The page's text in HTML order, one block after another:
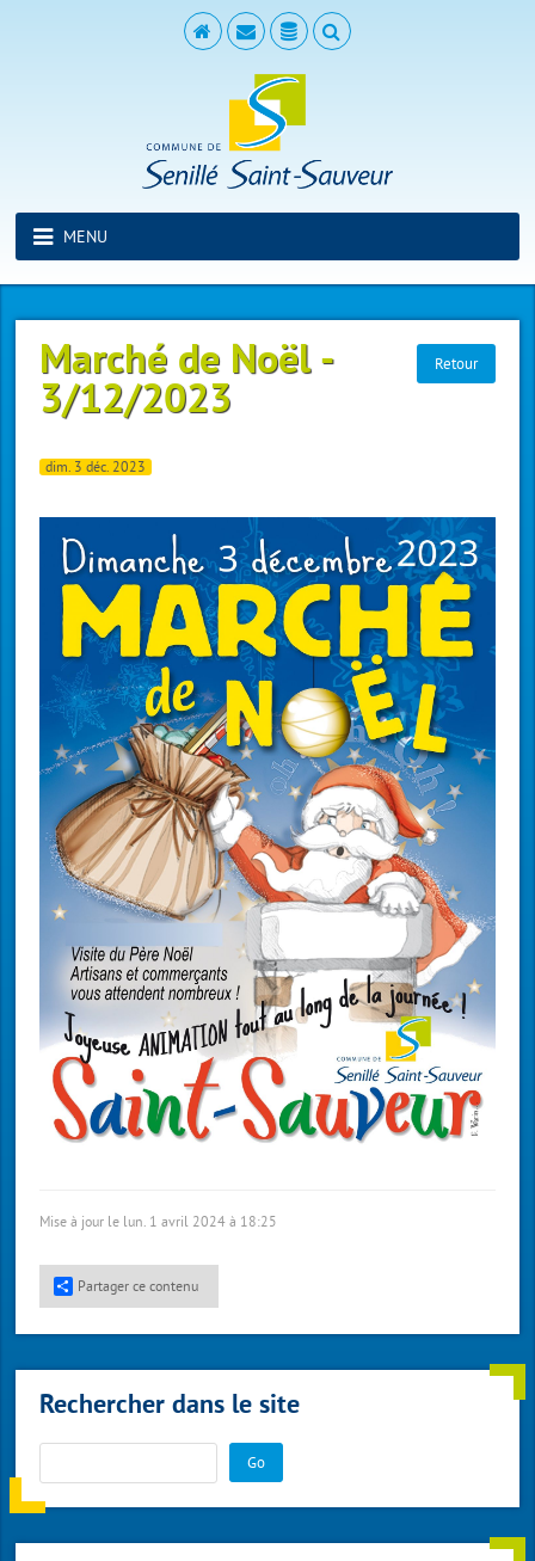
MENU
Retour
Marché de Noël -
3/12/2023
dim. 3 déc. 2023
Mise à jour le lun. 1 avril 2024 à 18:25
Partager ce contenu
Rechercher dans le site
Go